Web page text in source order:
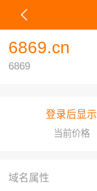
6869.cn
6869
登录后显示
当前价格
域名属性